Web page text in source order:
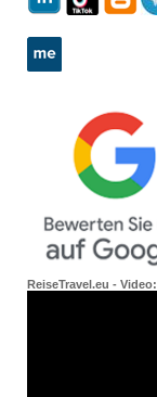
ReiseTravel.eu - Video: